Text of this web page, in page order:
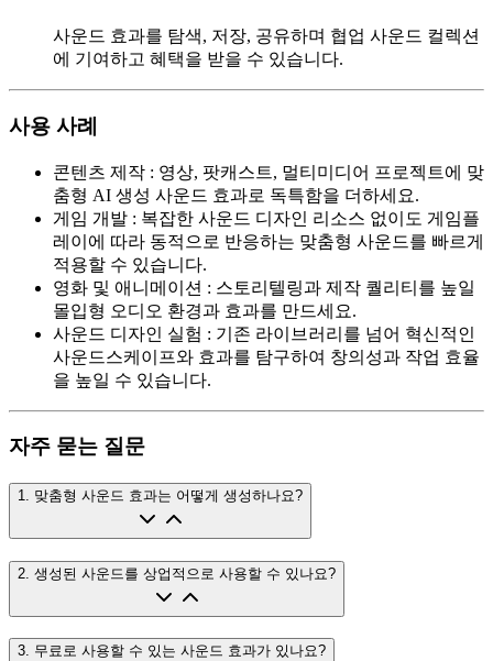
사운드 효과를 탐색, 저장, 공유하며 협업 사운드 컬렉션
에 기여하고 혜택을 받을 수 있습니다.
사용 사례
콘텐츠 제작 : 영상, 팟캐스트, 멀티미디어 프로젝트에 맞
춤형 AI 생성 사운드 효과로 독특함을 더하세요.
게임 개발 : 복잡한 사운드 디자인 리소스 없이도 게임플
레이에 따라 동적으로 반응하는 맞춤형 사운드를 빠르게
적용할 수 있습니다.
영화 및 애니메이션 : 스토리텔링과 제작 퀄리티를 높일
몰입형 오디오 환경과 효과를 만드세요.
사운드 디자인 실험 : 기존 라이브러리를 넘어 혁신적인
사운드스케이프와 효과를 탐구하여 창의성과 작업 효율
을 높일 수 있습니다.
자주 묻는 질문
1 맞춤형 사운드 효과는 어떻게 생성하나요?
2 생성된 사운드를 상업적으로 사용할 수 있나요?
3. 무료로 사용할 수 있는 사운드 효과가 있나요?